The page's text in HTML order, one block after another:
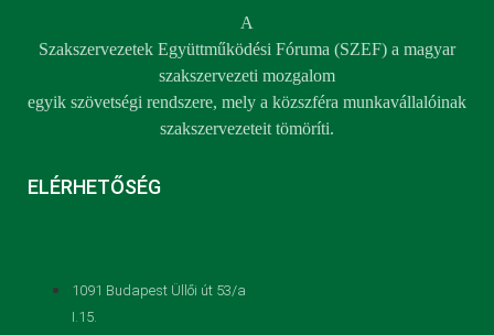
A
Szakszervezetek Együttműködési Fóruma (SZEF) a magyar
szakszervezeti mozgalom
egyik szövetségi rendszere, mely a közszféra munkavállalóinak
szakszervezeteit tömöríti.
ELÉRHETŐSÉG
1091 Budapest Üllői út 53/a
I.15.